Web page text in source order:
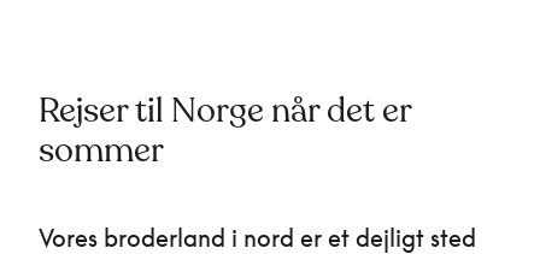
Rejser til Norge når det er
sommer
Vores broderland i nord er et dejligt sted